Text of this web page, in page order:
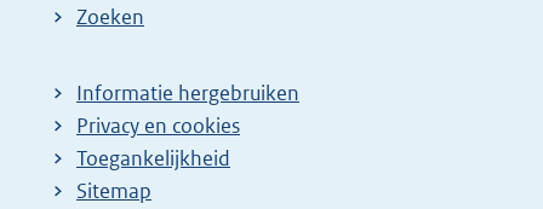
Zoeken
Informatie hergebruiken
Privacy en cookies
Toegankelijkheid
Sitemap